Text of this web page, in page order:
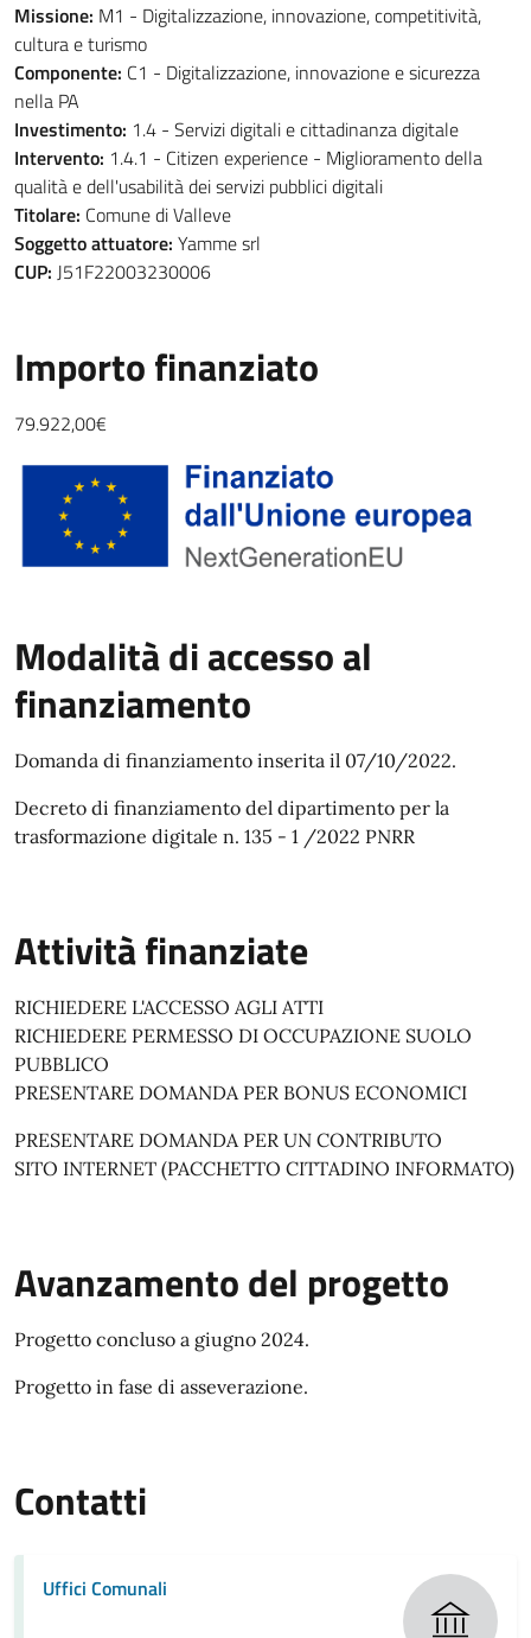
Missione: M1 - Digitalizzazione, innovazione, competitività,
cultura e turismo
Componente: C1 - Digitalizzazione, innovazione e sicurezza
nella PA
Investimento: 1.4 - Servizi digitali e cittadinanza digitale
Intervento: 1.4.1 - Citizen experience - Miglioramento della
qualità e dell'usabilità dei servizi pubblici digitali
Titolare: Comune di Valleve
Soggetto attuatore: Yamme srl
CUP: J51F22003230006
Importo finanziato
79.922,00€
Modalità di accesso al
finanziamento
Domanda di finanziamento inserita il 07/10/2022.
Decreto di finanziamento del dipartimento per la
trasformazione digitale n. 135 - 1 /2022 PNRR
Attività finanziate
RICHIEDERE L'ACCESSO AGLI ATTI
RICHIEDERE PERMESSO DI OCCUPAZIONE SUOLO
PUBBLICO
PRESENTARE DOMANDA PER BONUS ECONOMICI
PRESENTARE DOMANDA PER UN CONTRIBUTO
SITO INTERNET (PACCHETTO CITTADINO INFORMATO)
Avanzamento del progetto
Progetto concluso a giugno 2024.
Progetto in fase di asseverazione.
Contatti
Uffici Comunali